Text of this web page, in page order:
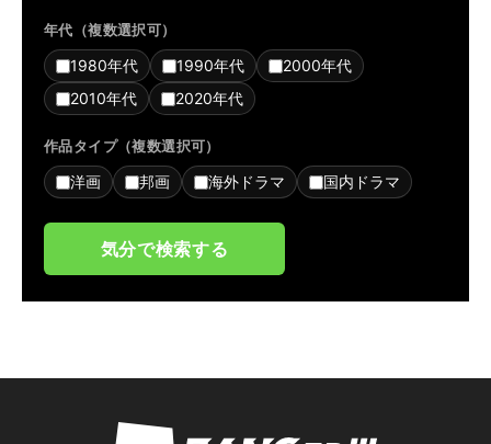
年代（複数選択可）
1980年代 1990年代
2000年代
2010年代
2020年代
作品タイプ（複数選択可）
洋画 邦画 海外ドラマ 国内ドラマ
気分で検索する